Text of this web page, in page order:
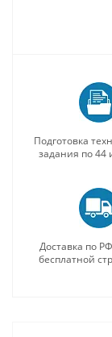
Подготовка
задания по 44
Доставка по
бесплатной